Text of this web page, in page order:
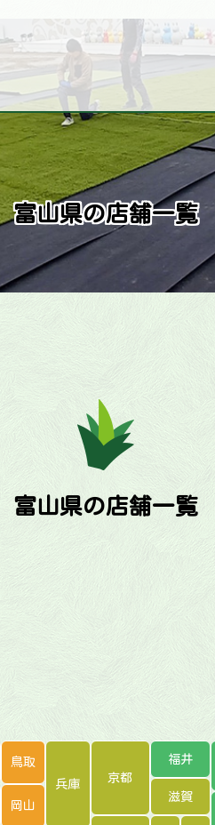
富山県の店舗一覧
富山県の店舗一覧
福井
京都
滋賀
兵庫
鳥取
岡山